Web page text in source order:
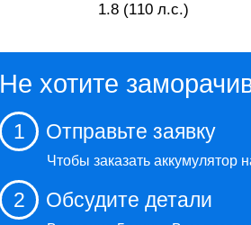
1.8 (110 л.с.)
Не хотите
1 Отправьте заявку
Чтобы заказать аккумулятор
2 Обсудите детали